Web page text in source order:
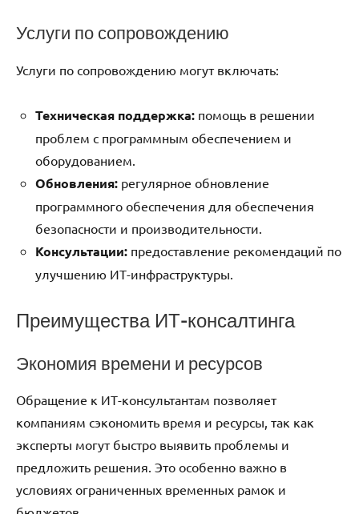
Услуги по сопровождению
Услуги по сопровождению могут включать:
Техническая поддержка: помощь в решении
проблем с программным обеспечением и
оборудованием.
Обновления: регулярное обновление
программного обеспечения для обеспечения
безопасности и производительности.
Консультации: предоставление рекомендаций по
улучшению ИТ-инфраструктуры.
Преимущества ИТ-консалтинга
Экономия времени и ресурсов
Обращение к ИТ-консультантам позволяет
компаниям сэкономить время и ресурсы, так как
эксперты могут быстро выявить проблемы и
предложить решения. Это особенно важно в
условиях ограниченных временных рамок и